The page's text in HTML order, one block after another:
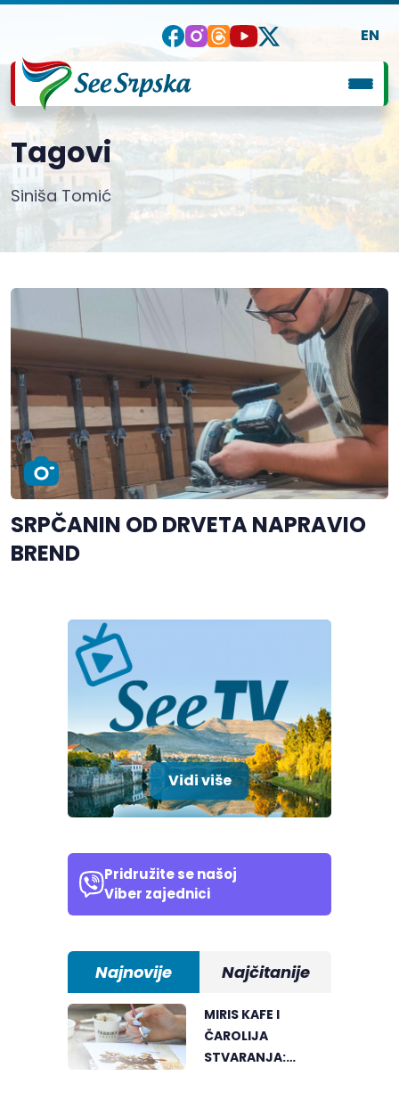
EN
Tagovi
Siniša Tomić
SRPČANIN OD DRVETA NAPRAVIO
BREND
Vidi više
Pridružite se našoj
Viber zajednici
Najnovije Najčitanije
MIRIS KAFE I
ČAROLIJA
STVARANJA: